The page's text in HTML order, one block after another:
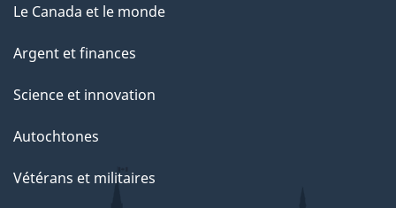
Le Canada et le monde
Argent et finances
Science et innovation
Autochtones
Vétérans et militaires